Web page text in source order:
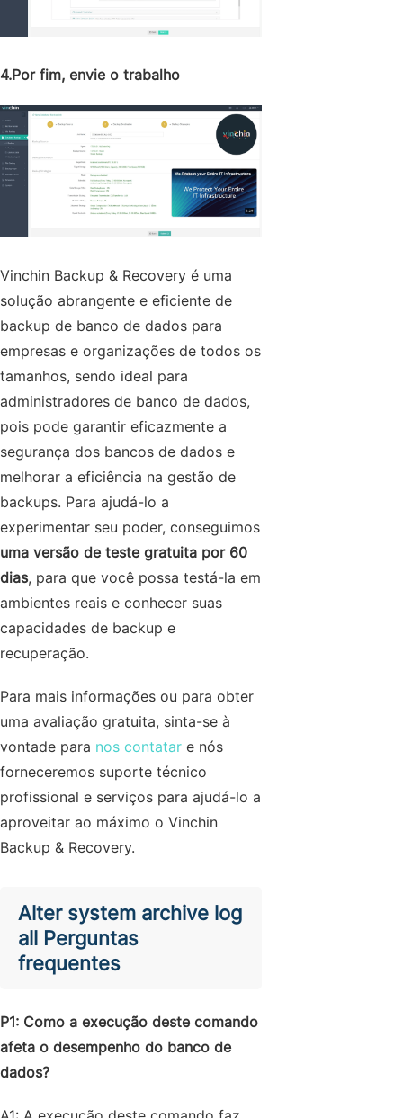
4.Por fim, envie o trabalho
Vinchin Backup & Recovery é uma
solução abrangente e eficiente de
backup de banco de dados para
empresas e organizações de todos os
tamanhos, sendo ideal para
administradores de banco de dados,
pois pode garantir eficazmente a
segurança dos bancos de dados e
melhorar a eficiência na gestão de
backups. Para ajudá-lo a
experimentar seu poder, conseguimos
uma versão de teste gratuita por 60
dias, para que você possa testá-la em
ambientes reais e conhecer suas
capacidades de backup e
recuperação.
Para mais informações ou para obter
uma avaliação gratuita, sinta-se à
vontade para nos contatar e nós
forneceremos suporte técnico
profissional e serviços para ajudá-lo a
aproveitar ao máximo o Vinchin
Backup & Recovery.
Alter system archive log
all Perguntas
frequentes
P1: Como a execução deste comando
afeta o desempenho do banco de
dados?